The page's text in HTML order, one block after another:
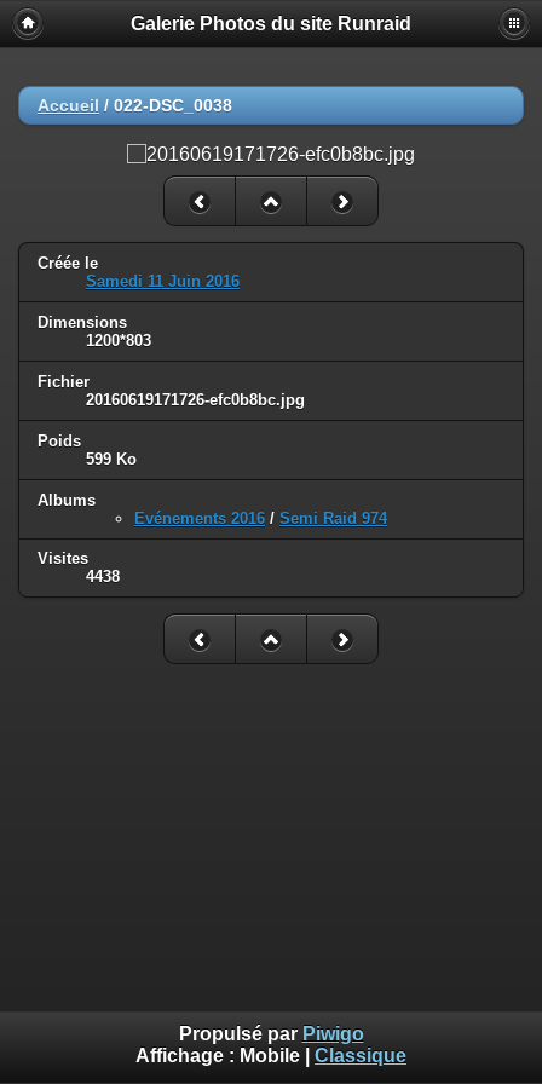
Galerie Photos du site Runraid
Accueil / 022-DSC_0038
Créée le
Samedi 11 Juin 2016
Dimensions
1200*803
Fichier
20160619171726-efc0b8bc.jpg
Poids
599 Ko
Albums
Evénements 2016 / Semi Raid 974
Visites
4438
Propulsé par Piwigo
Affichage : Mobile Classique